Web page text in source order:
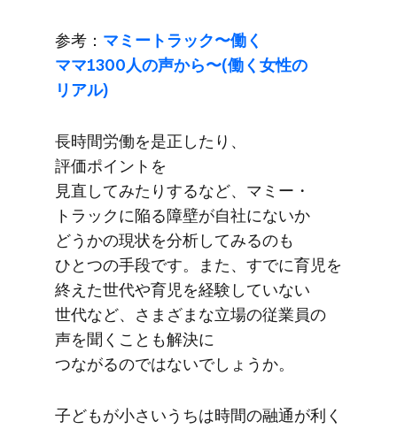
参考： マミートラック〜働く​
ママ1300人の​声から​〜(働く​女性の​
リアル)
長時間労働を​是正したり、​
評価ポイントを​
見直してみたりするなど、​マミー・
トラックに​陥る​障壁が​自社に​ないか​
どうかの​現状を​分析してみるのも​
ひとつの​手段です。​また、​すでに​育児を​
終えた​世代や​育児を​経験していない​
世代など、​さまざまな​立場の​従業員の​
声を​聞く​ことも​解決に​
つながるのではないでしょうか。
子どもが​小さい​うちは​時間の​融通が​利く​